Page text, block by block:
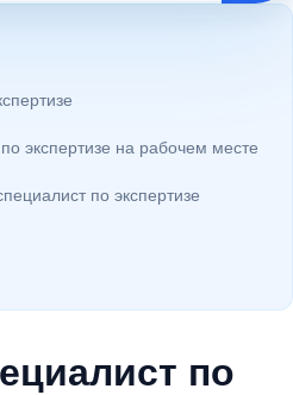
экспертизе на рабочем месте
по экспертизе
по